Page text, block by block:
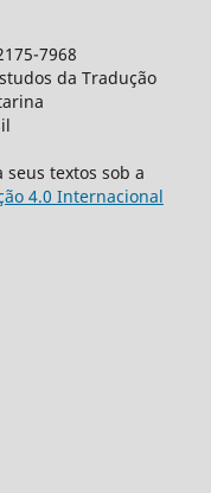
7968
da Tradução
textos sob a
4.0 Internacional